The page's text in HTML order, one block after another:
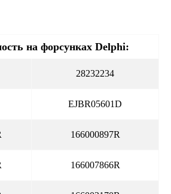
на форсунках Delphi:
28232234
EJBR05601D
166000897R
166007866R